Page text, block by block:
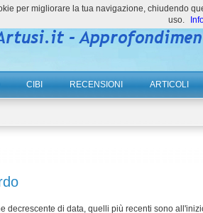
CIBI RECENSIONI ARTICOLI
decrescente di data, quelli più recenti sono
per migliorare la tua navigazione, chiudendo
uso.